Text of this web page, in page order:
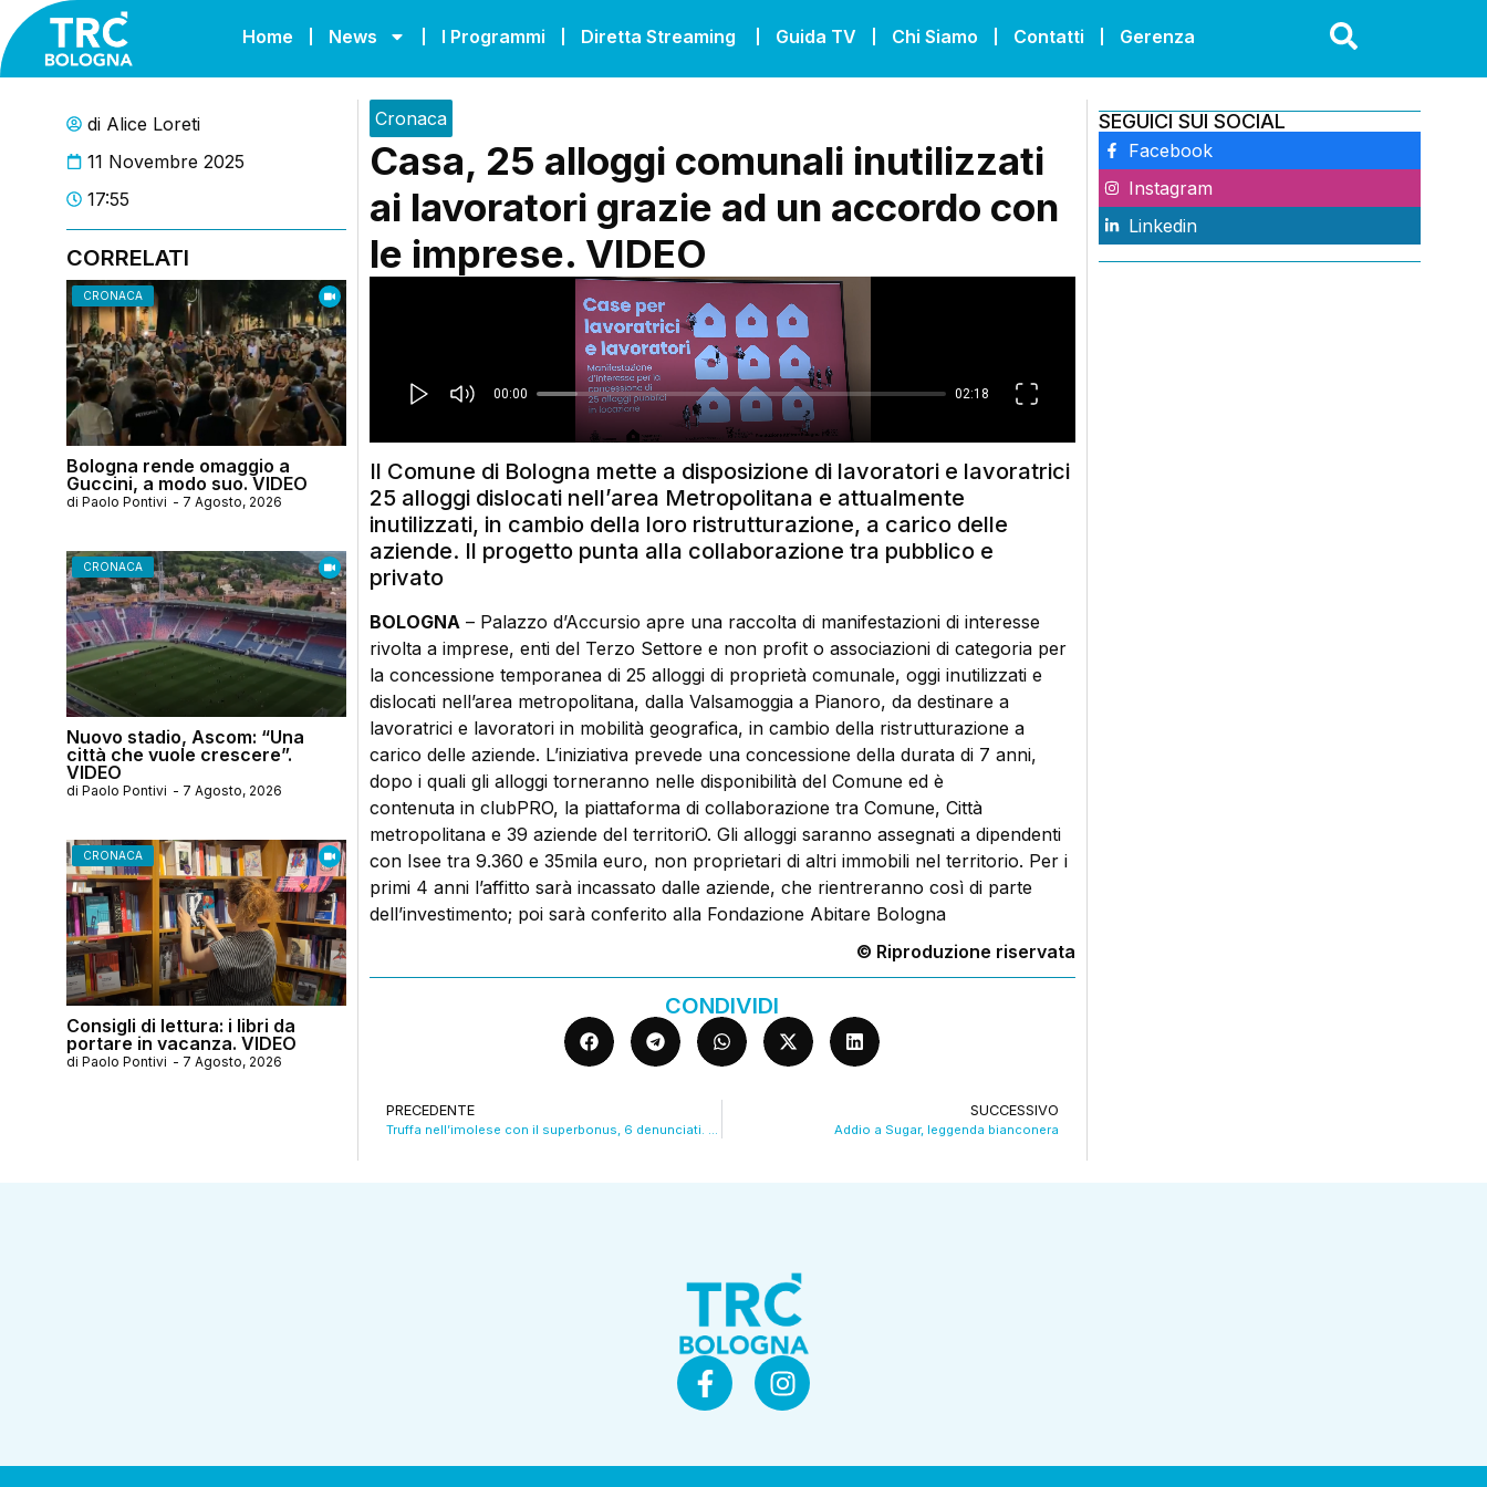
Home News I Programmi Diretta Streaming Guida TV Chi Siamo Contatti Gerenza
di Alice Loreti
11 Novembre 2025
17:55
CORRELATI
CRONACA
Bologna rende omaggio a
Guccini, a modo suo. VIDEO
di Paolo Pontivi - 7 Agosto, 2026
CRONACA
Nuovo stadio, Ascom: “Una
città che vuole crescere”.
VIDEO
di Paolo Pontivi - 7 Agosto, 2026
CRONACA
Consigli di lettura: i libri da
portare in vacanza. VIDEO
di Paolo Pontivi - 7 Agosto, 2026
Cronaca
Casa, 25 alloggi comunali inutilizzati
ai lavoratori grazie ad un accordo con
le imprese. VIDEO
Il Comune di Bologna mette a disposizione di lavoratori e lavoratrici
25 alloggi dislocati nell’area Metropolitana e attualmente
inutilizzati, in cambio della loro ristrutturazione, a carico delle
aziende. Il progetto punta alla collaborazione tra pubblico e
privato
BOLOGNA– Palazzo d’Accursio apre una raccolta di manifestazioni di interesse
rivolta a imprese, enti del Terzo Settore e non profit o associazioni di categoria per
la concessione temporanea di 25 alloggi di proprietà comunale, oggi inutilizzati e
dislocati nell’area metropolitana, dalla Valsamoggia a Pianoro, da destinare a
lavoratrici e lavoratori in mobilità geografica, in cambio della ristrutturazione a
carico delle aziende. L’iniziativa prevede una concessione della durata di 7 anni,
dopo i quali gli alloggi torneranno nelle disponibilità del Comune ed è
contenuta in clubPRO, la piattaforma di collaborazione tra Comune, Città
metropolitana e 39 aziende del territoriO. Gli alloggi saranno assegnati a dipendenti
con Isee tra 9.360 e 35mila euro, non proprietari di altri immobili nel territorio. Per i
primi 4 anni l’affitto sarà incassato dalle aziende, che rientreranno così di parte
dell’investimento; poi sarà conferito alla Fondazione Abitare Bologna
© Riproduzione riservata
CONDIVIDI
PRECEDENTE
Truffa nell’imolese con il superbonus, 6 denunciati. Sequestrati 9 milioni. VIDEO
SUCCESSIVO
Addio a Sugar, leggenda bianconera
SEGUICI SUI SOCIAL
Facebook
Instagram
Linkedin